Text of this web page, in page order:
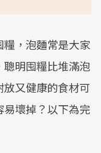
，泡麵常是大家
明囤糧比堆滿泡
又健康的食材可
壞掉？以下為完